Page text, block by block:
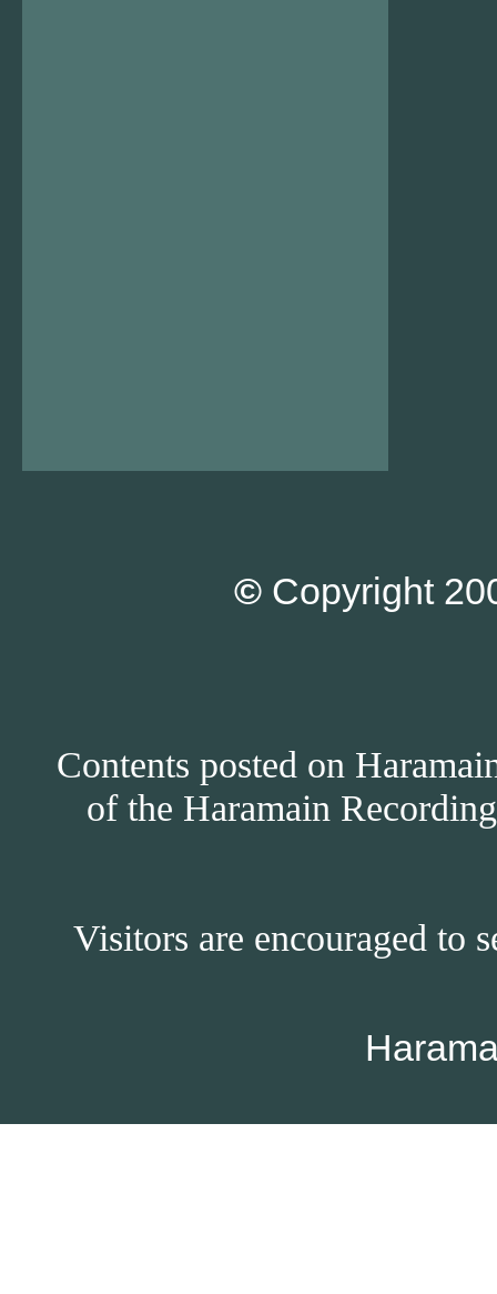
© Copyright
Contents posted on
of the Haramain
Visitors are encouraged to